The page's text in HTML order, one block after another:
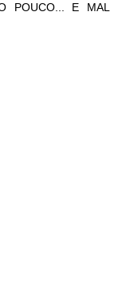
POUCO... E MAL